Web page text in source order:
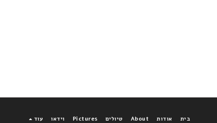
בית אודות About טיולים Pictures וידאו עוד